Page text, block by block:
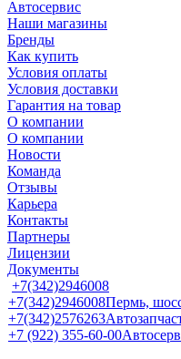
Автосервис
Наши магазины
Бренды
Как купить
Условия оплаты
Условия доставки
Гарантия на товар
О компании
О компании
Новости
Команда
Отзывы
Карьера
Контакты
Партнеры
Лицензии
Документы
+7(342)2946008
+7(342)2946008Пермь,
+7(342)2576263
+7 (922) 355-60-00